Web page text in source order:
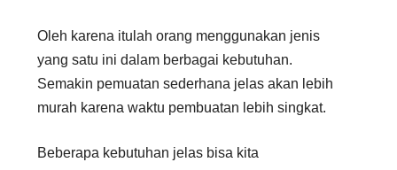
Oleh karena itulah orang menggunakan jenis
yang satu ini dalam berbagai kebutuhan.
Semakin pemuatan sederhana jelas akan lebih
murah karena waktu pembuatan lebih singkat.
Beberapa kebutuhan jelas bisa kita